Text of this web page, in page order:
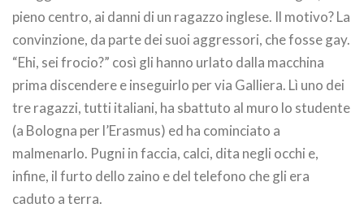
pieno centro, ai danni di un ragazzo inglese. Il motivo? La
convinzione, da parte dei suoi aggressori, che fosse gay.
“Ehi, sei frocio?” così gli hanno urlato dalla macchina
prima discendere e inseguirlo per via Galliera. Lì uno dei
tre ragazzi, tutti italiani, ha sbattuto al muro lo studente
(a Bologna per l’Erasmus) ed ha cominciato a
malmenarlo. Pugni in faccia, calci, dita negli occhi e,
infine, il furto dello zaino e del telefono che gli era
caduto a terra.